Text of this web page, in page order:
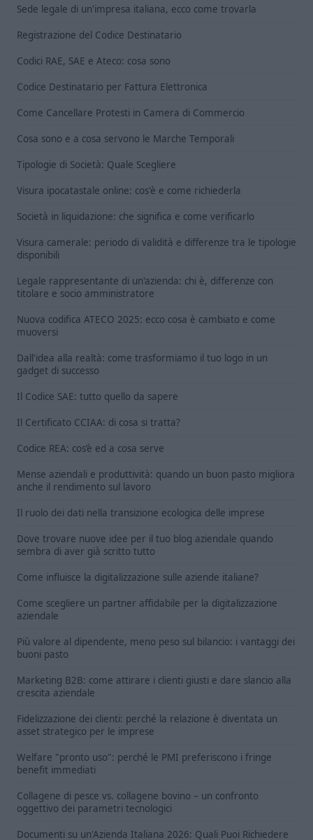
Sede legale di un'impresa italiana, ecco come trovarla
Registrazione del Codice Destinatario
Codici RAE, SAE e Ateco: cosa sono
Codice Destinatario per Fattura Elettronica
Come Cancellare Protesti in Camera di Commercio
Cosa sono e a cosa servono le Marche Temporali
Tipologie di Società: Quale Scegliere
Visura ipocatastale online: cos'è e come richiederla
Società in liquidazione: che significa e come verificarlo
Visura camerale: periodo di validità e differenze tra le tipologie
disponibili
Legale rappresentante di un'azienda: chi è, differenze con
titolare e socio amministratore
Nuova codifica ATECO 2025: ecco cosa è cambiato e come
muoversi
Dall'idea alla realtà: come trasformiamo il tuo logo in un
gadget di successo
Il Codice SAE: tutto quello da sapere
Il Certificato CCIAA: di cosa si tratta?
Codice REA: cos’è ed a cosa serve
Mense aziendali e produttività: quando un buon pasto migliora
anche il rendimento sul lavoro
Il ruolo dei dati nella transizione ecologica delle imprese
Dove trovare nuove idee per il tuo blog aziendale quando
sembra di aver già scritto tutto
Come influisce la digitalizzazione sulle aziende italiane?
Come scegliere un partner affidabile per la digitalizzazione
aziendale
Più valore al dipendente, meno peso sul bilancio: i vantaggi dei
buoni pasto
Marketing B2B: come attirare i clienti giusti e dare slancio alla
crescita aziendale
Fidelizzazione dei clienti: perché la relazione è diventata un
asset strategico per le imprese
Welfare "pronto uso": perché le PMI preferiscono i fringe
benefit immediati
Collagene di pesce vs. collagene bovino – un confronto
oggettivo dei parametri tecnologici
Documenti su un'Azienda Italiana 2026: Quali Puoi Richiedere